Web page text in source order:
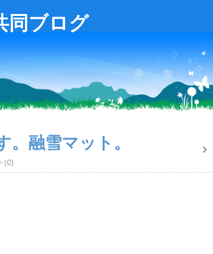
同ブログ
。融雪マット。
(0)